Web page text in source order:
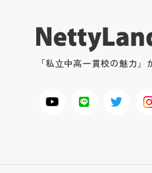
「私立中高一貫校の魅力